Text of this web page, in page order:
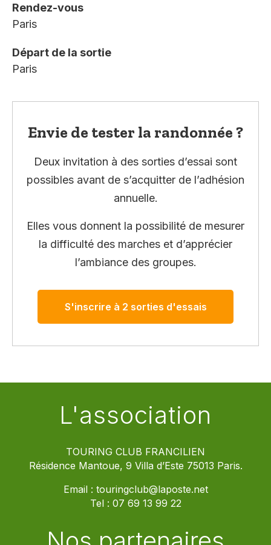
Rendez-vous
Paris
Départ de la sortie
Paris
Envie de tester la randonnée ?
Deux invitation à des sorties d’essai sont
possibles avant de s’acquitter de l’adhésion
annuelle.
Elles vous donnent la possibilité de mesurer
la difficulté des marches et d’apprécier
l’ambiance des groupes.
S'inscrire à 2 sorties d'essais
L'association
TOURING CLUB FRANCILIEN
Résidence Mantoue, 9 Villa d’Este 75013 Paris.
Email : touringclub@laposte.net
Tel : 07 69 13 99 22